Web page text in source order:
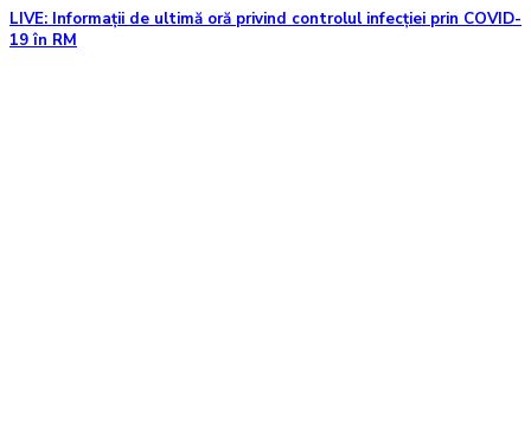
LIVE: Informații de ultimă oră privind controlul infecției prin COVID-
19 în RM